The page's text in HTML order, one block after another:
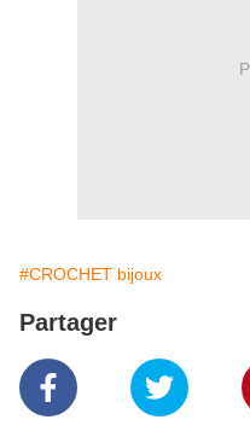
#CROCHET bijoux
Partager